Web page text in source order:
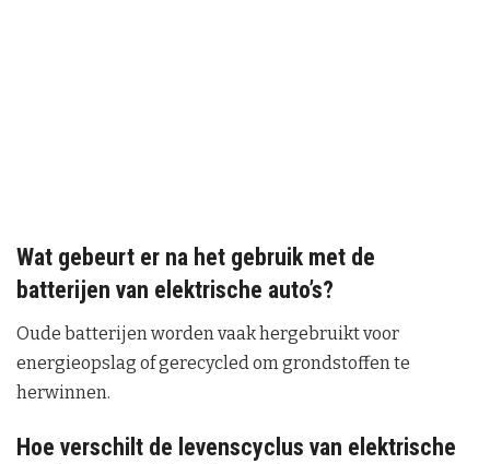
Wat gebeurt er na het gebruik met de
batterijen van elektrische auto’s?
Oude batterijen worden vaak hergebruikt voor
energieopslag of gerecycled om grondstoffen te
herwinnen.
Hoe verschilt de levenscyclus van elektrische